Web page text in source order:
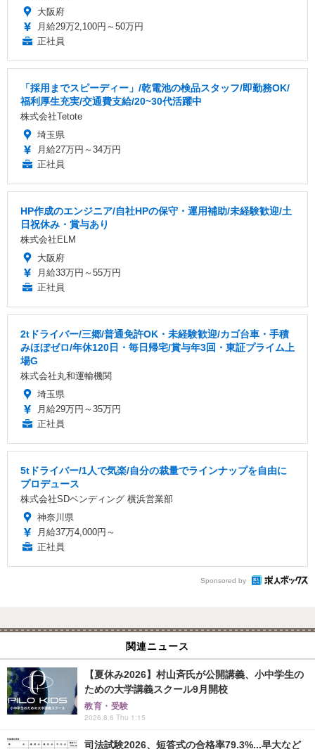
大阪府
月給29万2,100円～50万円
正社員
「採用までスピーディー」/乾電池の検品スタッフ/即勤務OK/
福利厚生充実/交通費支給/20~30代活躍中
株式会社Tetote
埼玉県
月給27万円～34万円
正社員
HP作成のエンジニア/自社HPの保守・運用補助/未経験歓迎/土
日祝休み・賞与あり
株式会社ELM
大阪府
月給33万円～55万円
正社員
2tドライバー/三郷/普通免許OK・未経験歓迎/カゴ台車・手積
みほぼゼロ/年休120日・毎日帰宅/賞与年3回・東証プライム上
場G
株式会社丸和運輸機関
埼玉県
月給29万円～35万円
正社員
5tドライバー/1人で気楽/自分の裁量でラインナップを自由に
プロデュース
株式会社SDベンディング 横浜営業部
神奈川県
月給37万4,000円～
正社員
Sponsored by
関連ニュース
【夏休み2026】村山斉氏が公開講義、小中学生の
ための大学講義スクール9月開校
教育・受験
2026.8.6 Thu 1:15
司法試験2026、短答式の合格率79.3%...早大など